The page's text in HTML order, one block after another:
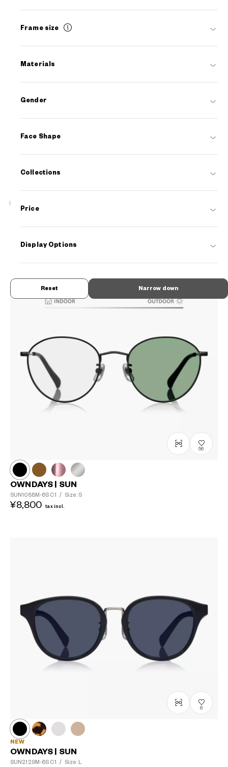
Frame size
Materials
Gender
Face Shape
Collections
Price
Display Options
Narrow down
Reset
OWNDAYS | SUN
¥8,800 tax incl.
56
OWNDAYS | SUN
SUN1088M-6S C1 / Size: S
¥8,800 tax incl.
8
NEW
OWNDAYS | SUN
SUN2129M-6S C1 / Size: L